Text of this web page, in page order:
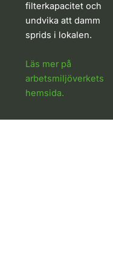
filterkapacitet och
undvika att damm
sprids i lokalen.
Läs mer på
arbetsmiljöverkets
hemsida.